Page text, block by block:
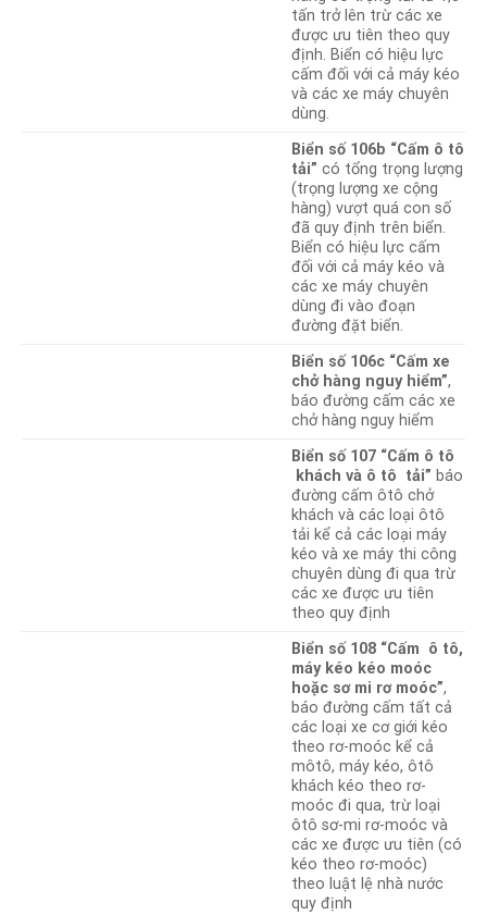
tấn trở lên trừ các xe
được ưu tiên theo quy
định. Biển có hiệu lực
cấm đối với cả máy kéo
và các xe máy chuyên
dùng.
Biển số 106b “Cấm ô tô
tải” có tổng trọng lượng
(trọng lượng xe cộng
hàng) vượt quá con số
đã quy định trên biển.
Biển có hiệu lực cấm
đối với cả máy kéo và
các xe máy chuyên
dùng đi vào đoạn
đường đặt biển.
Biển số 106c “Cấm xe
chở hàng nguy hiểm”,
báo đường cấm các xe
chở hàng nguy hiểm
Biển số 107 “Cấm ô tô
khách và ô tô tải” báo
đường cấm ôtô chở
khách và các loại ôtô
tải kể cả các loại máy
kéo và xe máy thi công
chuyên dùng đi qua trừ
các xe được ưu tiên
theo quy định
Biển số 108 “Cấm ô tô,
máy kéo kéo moóc
hoặc sơ mi rơ moóc”,
báo đường cấm tất cả
các loại xe cơ giới kéo
theo rơ-moóc kể cả
môtô, máy kéo, ôtô
khách kéo theo rơ-
moóc đi qua, trừ loại
ôtô sơ-mi rơ-moóc và
các xe được ưu tiên (có
kéo theo rơ-moóc)
theo luật lệ nhà nước
quy định